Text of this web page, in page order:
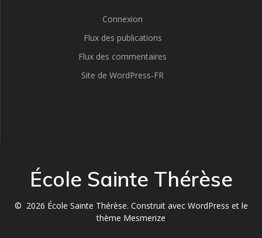
Connexion
Flux des publications
Flux des commentaires
Site de WordPress-FR
École Sainte Thérèse
© 2026 École Sainte Thérèse. Construit avec WordPress et le
thème Mesmerize